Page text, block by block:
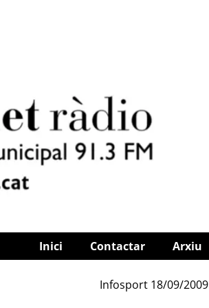
Inici Contactar Arxiu
Infosport 18/09/2009